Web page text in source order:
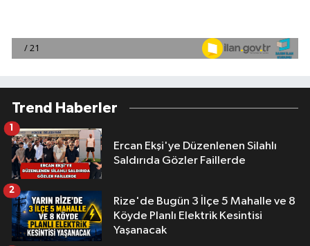
Trend Haberler
Ercan Ekşi'ye Düzenlenen Silahlı
Saldırıda Gözler Faillerde
1
Rize'de Bugün 3 İlçe 5 Mahalle ve 8
Köyde Planlı Elektrik Kesintisi
Yaşanacak
2